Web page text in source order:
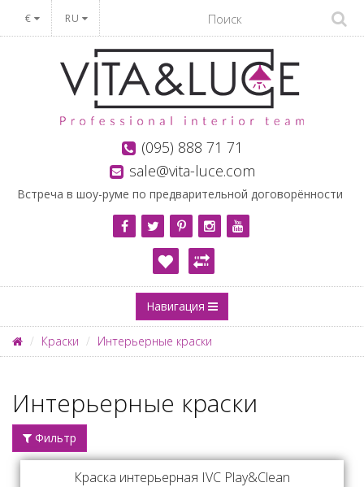
€ RU
(095) 888 71 71
sale@vita-luce.com
Встреча в шоу-руме по предварительной договорённости
Навигация
Краски Интерьерные краски
Интерьерные краски
Фильтр
Краска интерьерная IVC Play&Clean